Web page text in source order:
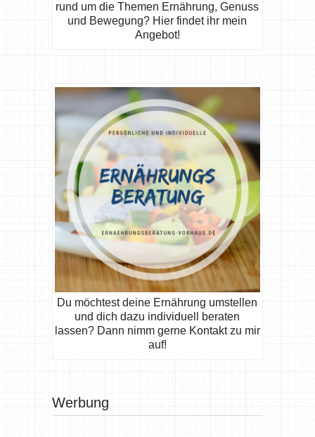
rund um die Themen Ernährung, Genuss
und Bewegung? Hier findet ihr mein
Angebot!
Du möchtest deine Ernährung umstellen
und dich dazu individuell beraten
lassen? Dann nimm gerne Kontakt zu mir
auf!
Werbung